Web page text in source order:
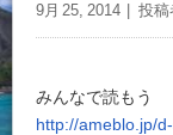
9月 25, 2014 投稿
みんなで読もう
http://ameblo.jp/